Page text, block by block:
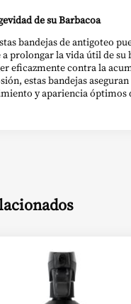
de su Barbacoa
bandejas de antigoteo
prolongar la vida útil de su
eficazmente contra la
estas bandejas
y apariencia óptimos